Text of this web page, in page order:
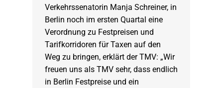
Verkehrssenatorin Manja Schreiner, in
Berlin noch im ersten Quartal eine
Verordnung zu Festpreisen und
Tarifkorridoren für Taxen auf den
Weg zu bringen, erklärt der TMV: „Wir
freuen uns als TMV sehr, dass endlich
in Berlin Festpreise und ein